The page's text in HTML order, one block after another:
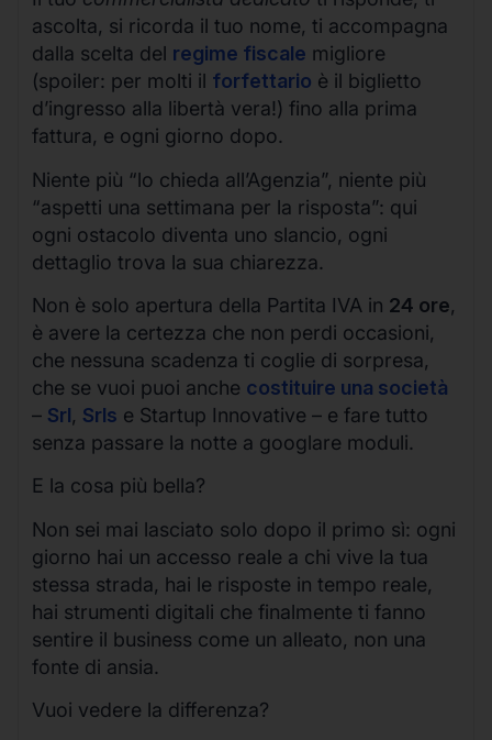
ascolta, si ricorda il tuo nome, ti accompagna
dalla scelta del regime fiscale migliore
(spoiler: per molti il forfettario è il biglietto
d’ingresso alla libertà vera!) fino alla prima
fattura, e ogni giorno dopo.
Niente più “lo chieda all’Agenzia”, niente più
“aspetti una settimana per la risposta”: qui
ogni ostacolo diventa uno slancio, ogni
dettaglio trova la sua chiarezza.
Non è solo apertura della Partita IVA in 24 ore,
è avere la certezza che non perdi occasioni,
che nessuna scadenza ti coglie di sorpresa,
che se vuoi puoi anche costituire una società
– Srl, Srls e Startup Innovative – e fare tutto
senza passare la notte a googlare moduli.
E la cosa più bella?
Non sei mai lasciato solo dopo il primo sì: ogni
giorno hai un accesso reale a chi vive la tua
stessa strada, hai le risposte in tempo reale,
hai strumenti digitali che finalmente ti fanno
sentire il business come un alleato, non una
fonte di ansia.
Vuoi vedere la differenza?